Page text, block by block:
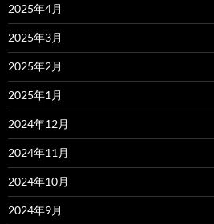
2025年4月
2025年3月
2025年2月
2025年1月
2024年12月
2024年11月
2024年10月
2024年9月